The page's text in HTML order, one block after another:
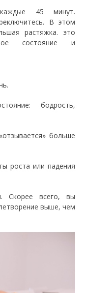
45 минут.
В этом
растяжка. это
состояние и
бодрость,
больше
роста или падения
Скорее всего, вы
выше, чем